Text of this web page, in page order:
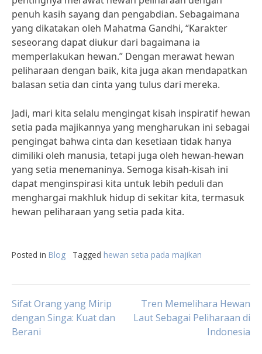
penuh kasih sayang dan pengabdian. Sebagaimana
yang dikatakan oleh Mahatma Gandhi, “Karakter
seseorang dapat diukur dari bagaimana ia
memperlakukan hewan.” Dengan merawat hewan
peliharaan dengan baik, kita juga akan mendapatkan
balasan setia dan cinta yang tulus dari mereka.
Jadi, mari kita selalu mengingat kisah inspiratif hewan
setia pada majikannya yang mengharukan ini sebagai
pengingat bahwa cinta dan kesetiaan tidak hanya
dimiliki oleh manusia, tetapi juga oleh hewan-hewan
yang setia menemaninya. Semoga kisah-kisah ini
dapat menginspirasi kita untuk lebih peduli dan
menghargai makhluk hidup di sekitar kita, termasuk
hewan peliharaan yang setia pada kita.
Posted in Blog Tagged hewan setia pada majikan
Post
navigation
Sifat Orang yang Mirip
dengan Singa: Kuat dan
Berani
Tren Memelihara Hewan
Laut Sebagai Peliharaan di
Indonesia